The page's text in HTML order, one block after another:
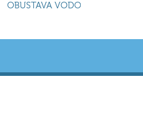
OBUSTAVA